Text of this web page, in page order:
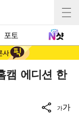
포토
캠 에디션 한
가가